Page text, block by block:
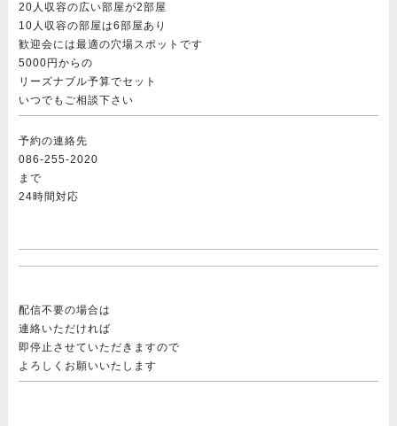
20人収容の広い部屋が2部屋
10人収容の部屋は6部屋あり
歓迎会には最適の穴場スポットです
5000円からの
リーズナブル予算でセット
いつでもご相談下さい
予約の連絡先
086-255-2020
まで
24時間対応
配信不要の場合は
連絡いただければ
即停止させていただきますので
よろしくお願いいたします